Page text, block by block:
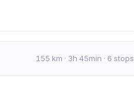
155 km · 3h 45min · 6 stops